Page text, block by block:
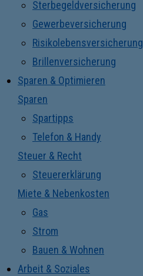
Sterbegeldversicherung
Gewerbeversicherung
Risikolebensversicherung
Brillenversicherung
Sparen & Optimieren
Sparen
Spartipps
Telefon & Handy
Steuer & Recht
Steuererklärung
Miete & Nebenkosten
Gas
Strom
Bauen & Wohnen
Arbeit & Soziales